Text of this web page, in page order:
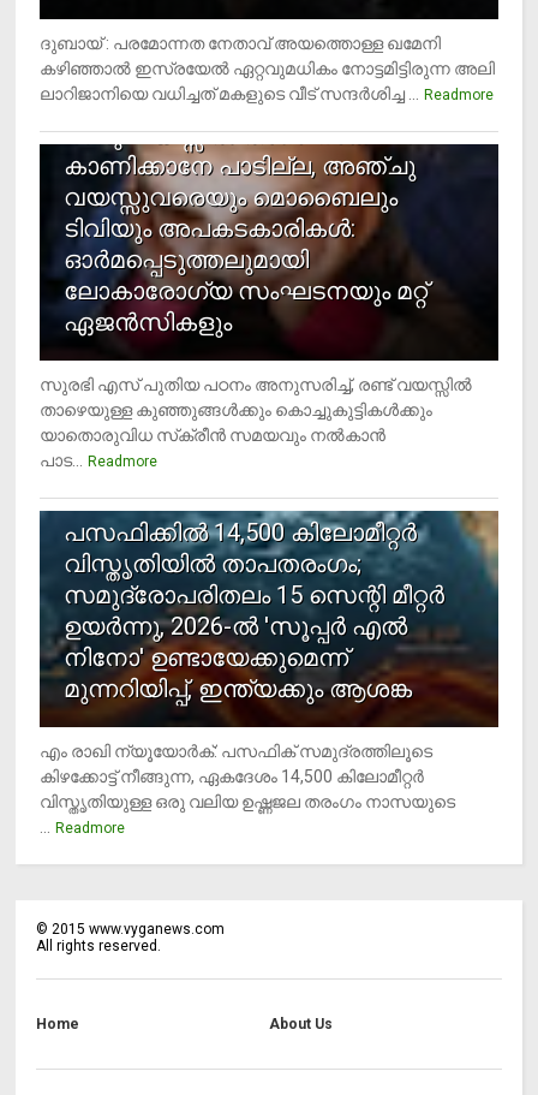
ദുബായ് : പരമോന്നത നേതാവ് അയത്തൊള്ള ഖമേനി
കഴിഞ്ഞാല്‍ ഇസ്രയേല്‍ ഏറ്റവുമധികം നോട്ടമിട്ടിരുന്ന അലി
ലാറിജാനിയെ വധിച്ചത് മകളുടെ വീട് സന്ദര്‍ശിച്ച ...
Readmore
4
രണ്ടു വയസ്സില്‍ താഴെ സ്‌ക്രീന്‍
കാണിക്കാനേ പാടില്ല, അഞ്ചു
വയസ്സുവരെയും മൊബൈലും
ടിവിയും അപകടകാരികള്‍:
ഓര്‍മപ്പെടുത്തലുമായി
ലോകാരോഗ്യ സംഘടനയും മറ്റ്
ഏജന്‍സികളും
സുരഭി എസ് പുതിയ പഠനം അനുസരിച്ച്, രണ്ട് വയസ്സില്‍
താഴെയുള്ള കുഞ്ഞുങ്ങള്‍ക്കും കൊച്ചുകുട്ടികള്‍ക്കും
യാതൊരുവിധ സ്‌ക്രീന്‍ സമയവും നല്‍കാന്‍
പാട...
Readmore
പസഫിക്കില്‍ 14,500 കിലോമീറ്റര്‍
വിസ്തൃതിയില്‍ താപതരംഗം;
സമുദ്രോപരിതലം 15 സെന്റി മീറ്റര്‍
ഉയര്‍ന്നു, 2026-ല്‍ 'സൂപ്പര്‍ എല്‍
നിനോ' ഉണ്ടായേക്കുമെന്ന്
മുന്നറിയിപ്പ്, ഇന്ത്യക്കും ആശങ്ക
എം രാഖി ന്യൂയോര്‍ക്: പസഫിക് സമുദ്രത്തിലൂടെ
കിഴക്കോട്ട് നീങ്ങുന്ന, ഏകദേശം 14,500 കിലോമീറ്റര്‍
വിസ്തൃതിയുള്ള ഒരു വലിയ ഉഷ്ണജല തരംഗം നാസയുടെ
Readmore
©2015 www.vyganews.com
All rights reserved.
Home About Us